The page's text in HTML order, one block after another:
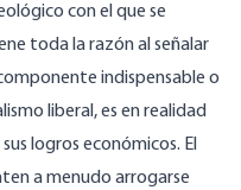
con el que se
toda la razón al señalar
indispensable o
liberal, es en realidad
logros económicos. El
a menudo arrogarse